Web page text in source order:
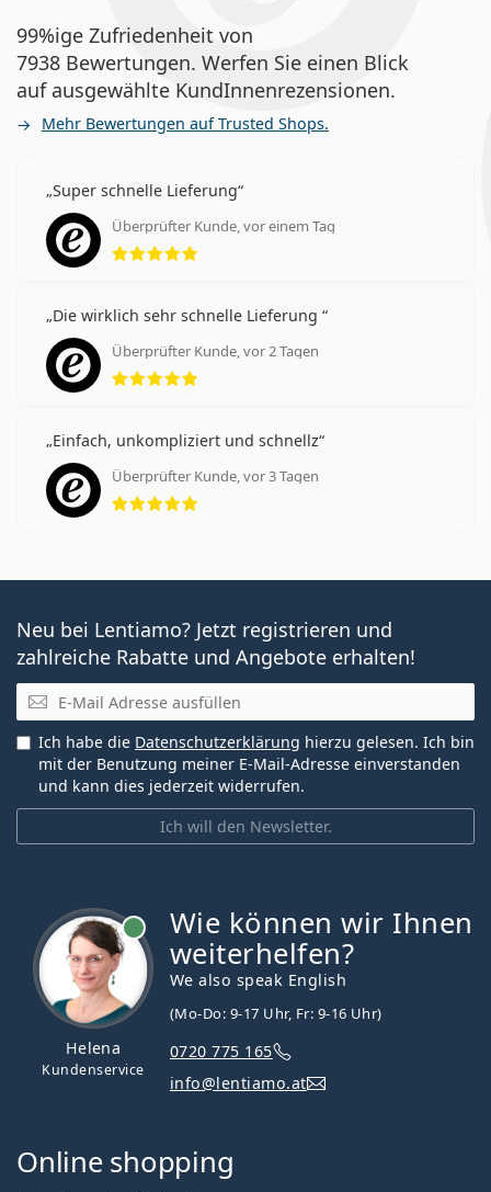
99%ige Zufriedenheit von
7938 Bewertungen. Werfen Sie einen Blick
auf ausgewählte KundInnenrezensionen.
Mehr Bewertungen auf Trusted Shops.
Super schnelle Lieferung
Überprüfter Kunde, vor einem Tag
Bewertung 5 aus 5
Die wirklich sehr schnelle Lieferung
Überprüfter Kunde, vor 2 Tagen
Bewertung 5 aus 5
Einfach, unkompliziert und schnellz
Überprüfter Kunde, vor 3 Tagen
Bewertung 5 aus 5
Neu bei Lentiamo? Jetzt registrieren und
zahlreiche Rabatte und Angebote erhalten!
E-Mail
Ich will den Newsletter.
Ich habe die Datenschutzerklärung hierzu gelesen. Ich bin
mit der Benutzung meiner E-Mail-Adresse einverstanden
und kann dies jederzeit widerrufen.
Helena
Kundenservice
Wie können wir Ihnen
weiterhelfen?
We also speak English
(Mo-Do: 9-17 Uhr, Fr: 9-16 Uhr)
0720 775 165
info@lentiamo.at
Online shopping